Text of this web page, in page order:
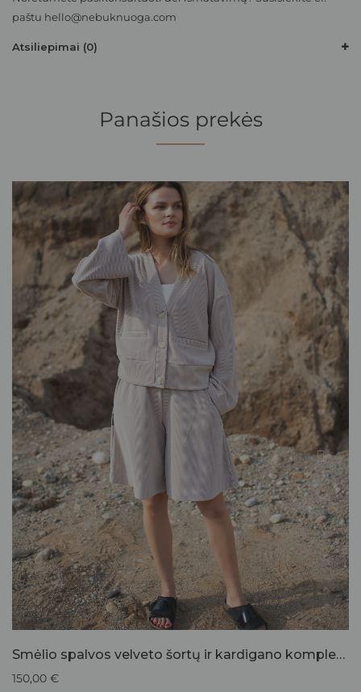
paštu hello@nebuknuoga.com
Atsiliepimai (0)
Panašios prekės
Smėlio spalvos velveto šortų ir kardigano komplektas
150,00 €